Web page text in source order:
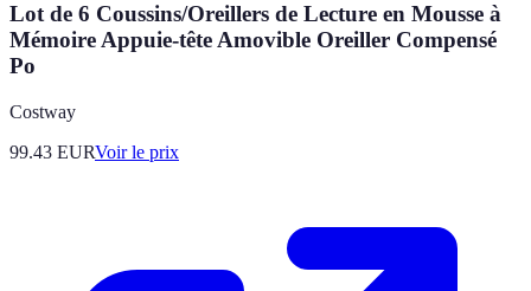
Lot de 6 Coussins/Oreillers de Lecture en Mousse à
Mémoire Appuie-tête Amovible Oreiller Compensé
Po
Costway
99.43 EURVoir le prix